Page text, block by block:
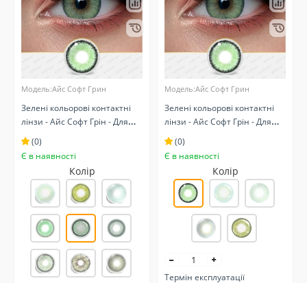
Модель:Айс Софт Грин
Зелені кольорові контактні
лінзи - Айс Софт Грін - Для
світлих очей - Натуральні
(0)
Є в наявності
Колір
Модель:Айс Софт Грин
Зелені кольорові контактні
лінзи - Айс Софт Грін - Для
темних очей - Натуральні
(0)
Є в наявності
Колір
Термін експлуатації